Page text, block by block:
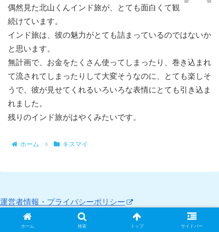
偶然見た北山くんインド旅が、とても面白くて観
続けています。
インド旅は、彼の魅力がとても詰まっているのではないか
と思います。
無計画で、お金をたくさん使ってしまったり、巻き込まれ
て流されてしまったりして大変そうなのに、とても楽しそ
うで、彼が見せてくれるいろいろな表情にとても引き込ま
れました。
残りのインド旅がはやくみたいです。
ホーム キスマイ
運営者情報・プライバシーポリシー
ホーム 検索 トップ サイドバー